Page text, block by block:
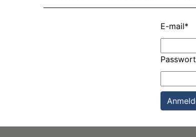
E-mail*
Passwort